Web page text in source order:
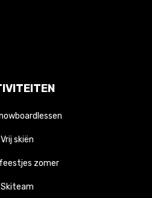
Vrij skiën
zomer
Skiteam